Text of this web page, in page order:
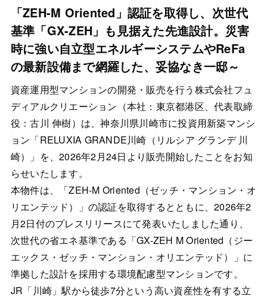
「ZEH-M Oriented」認証を取得し、次世代
基準「GX-ZEH」も見据えた先進設計。災害
時に強い自立型エネルギーシステムやReFa
の最新設備まで網羅した、妥協なき一邸～
資産運用型マンションの開発・販売を行う株式会社フュ
ディアルクリエーション（本社：東京都港区、代表取締
役：古川 伸樹）は、神奈川県川崎市に投資用新築マンシ
ョン「RELUXIA GRANDE川崎（リルシア グランデ 川
崎）」を、2026年2月24日より販売開始したことをお知
らせいたします。
本物件は、「ZEH-M Oriented（ゼッチ・マンション・オ
リエンテッド）」の認証を取得するとともに、2026年2
月2日付のプレスリリースにて発表いたしました通り、
次世代の省エネ基準である「GX-ZEH M Oriented（ジー
エックス・ゼッチ・マンション・オリエンテッド）」に
準拠した設計を採用する環境配慮型マンションです。
JR「川崎」駅から徒歩7分という高い資産性を有する立